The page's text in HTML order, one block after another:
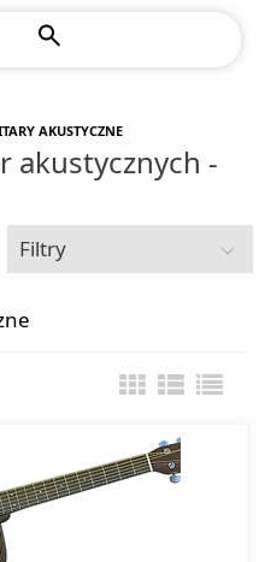
AKUSTYCZNE
akustycznych -
Filtry